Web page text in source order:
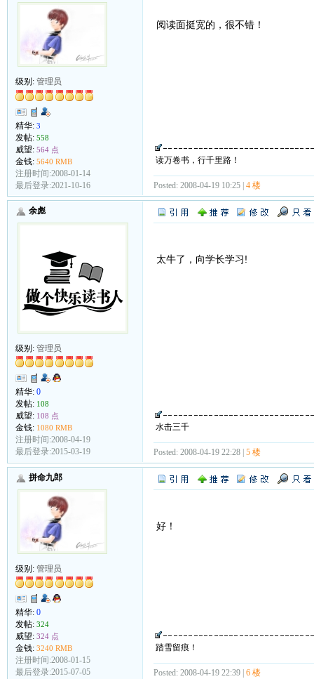
级别: 管理员
精华: 3
发帖: 558
威望: 564 点
金钱: 5640 RMB
注册时间:2008-01-14
最后登录:2021-10-16
阅读面挺宽的，很不错！
读万卷书，行千里路！
Posted: 2008-04-19 10:25 | 4 楼
余彪
级别: 管理员
精华: 0
发帖: 108
威望: 108 点
金钱: 1080 RMB
注册时间:2008-04-19
最后登录:2015-03-19
太牛了，向学长学习!
水击三千
Posted: 2008-04-19 22:28 | 5 楼
拼命九郎
级别: 管理员
精华: 0
发帖: 324
威望: 324 点
金钱: 3240 RMB
注册时间:2008-01-15
最后登录:2015-07-05
好！
踏雪留痕！
Posted: 2008-04-19 22:39 | 6 楼